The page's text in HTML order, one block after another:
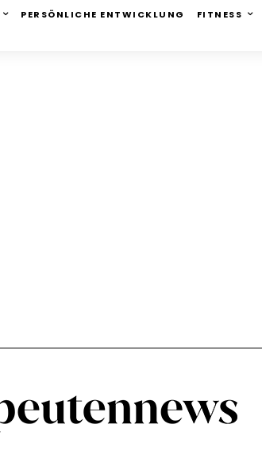
PERSÖNLICHE ENTWICKLUNG FITNESS